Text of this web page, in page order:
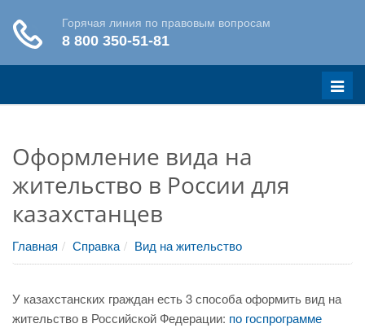
Меню
Оформление вида на
жительство в России для
казахстанцев
Главная Справка Вид на жительство
У казахстанских граждан есть 3 способа оформить вид на
жительство в Российской Федерации: по госпрограмме